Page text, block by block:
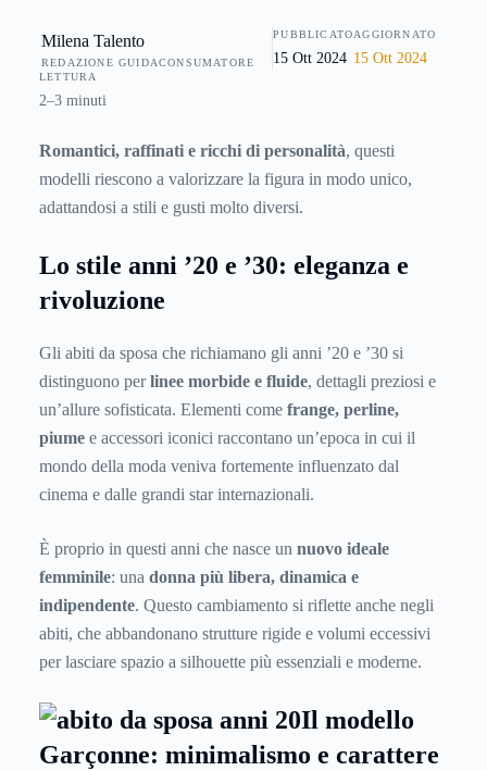
Milena Talento
REDAZIONE GUIDACONSUMATORE
PUBBLICATO
15 Ott 2024
AGGIORNATO
15 Ott 2024
LETTURA
2–3 minuti
Romantici, raffinati e ricchi di personalità, questi
modelli riescono a valorizzare la figura in modo unico,
adattandosi a stili e gusti molto diversi.
Lo stile anni ’20 e ’30: eleganza e
rivoluzione
Gli abiti da sposa che richiamano gli anni ’20 e ’30 si
distinguono perlinee morbide e fluide, dettagli preziosi e
un’allure sofisticata. Elementi come frange, perline,
piume e accessori iconici raccontano un’epoca in cui il
mondo della moda veniva fortemente influenzato dal
cinema e dalle grandi star internazionali.
È proprio in questi anni che nasce un nuovo ideale
femminile: una donna più libera, dinamica e
indipendente. Questo cambiamento si riflette anche negli
abiti, che abbandonano strutture rigide e volumi eccessivi
per lasciare spazio a silhouette più essenziali e moderne.
Il modello
Garçonne: minimalismo e carattere